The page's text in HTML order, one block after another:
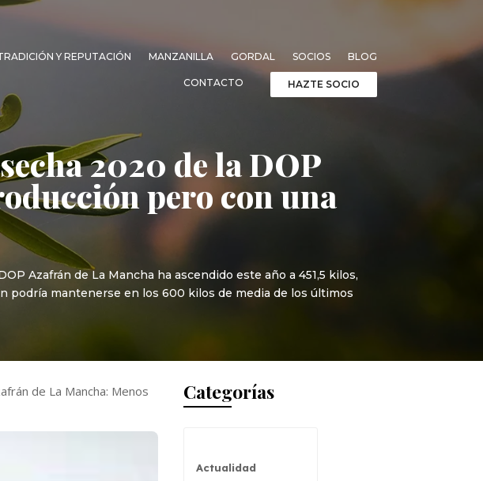
Y REPUTACIÓN MANZANILLA GORDAL SOCIOS BLOG
CONTACTO HAZTE SOCIO
2020 de la DOP
pero con una
Azafrán de La Mancha ha ascendido este año a 451,5 kilos,
podría mantenerse en los 600 kilos de media de los últimos
de La Mancha: Menos
Categorías
Actualidad